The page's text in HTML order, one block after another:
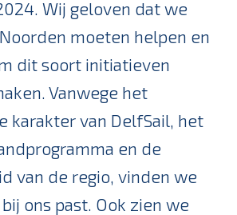
Wij geloven dat we
moeten helpen en
dit soort initiatieven
Vanwege het
karakter van DelfSail, het
en de
van de regio, vinden we
ons past. Ook zien we